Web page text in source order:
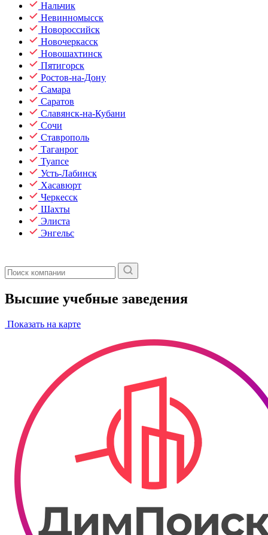
Нальчик
Невинномысск
Новороссийск
Новочеркасск
Новошахтинск
Пятигорск
Ростов-на-Дону
Самара
Саратов
Славянск-на-Кубани
Сочи
Ставрополь
Таганрог
Туапсе
Усть-Лабинск
Хасавюрт
Черкесск
Шахты
Элиста
Энгельс
Высшие учебные заведения
Показать на карте